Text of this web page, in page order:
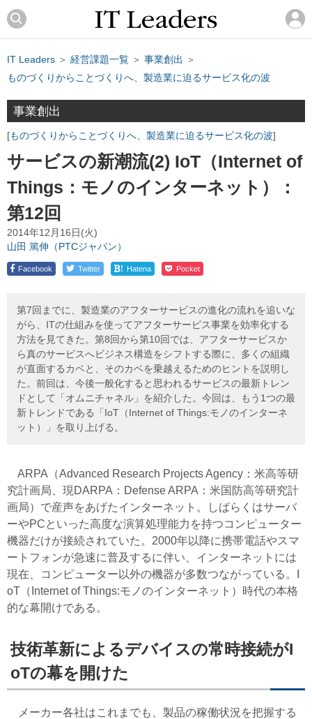
IT Leaders ＞ 経営課題一覧 ＞ 事業創出 ＞
ものづくりからことづくりへ、製造業に迫るサービス化の波
事業創出
ものづくりからことづくりへ、製造業に迫るサービス化の波
サービスの新潮流(2) IoT（Internet of
Things：モノのインターネット）：
第12回
2014年12月16日(火)
山田 篤伸（PTCジャパン）
Facebook Twitter ! Hatena Pocket
第7回までに、製造業のアフターサービスの進化の流れを追いな
がら、ITの仕組みを使ってアフターサービス事業を効率化する
方法を見てきた。第8回から第10回では、アフターサービスか
ら真のサービスへビジネス構造をシフトする際に、多くの組織
が直面するカベと、そのカベを乗越えるためのヒントを説明し
た。前回は、今後一般化すると思われるサービスの最新トレン
ドとして「オムニチャネル」を紹介した。今回は、もう1つの最
新トレンドである「IoT（Internet of Things:モノのインターネ
ット）」を取り上げる。
ARPA（Advanced Research Projects Agency：米高等研
究計画局、現DARPA：Defense ARPA：米国防高等研究計
画局）で産声をあげたインターネット。しばらくはサーバ
ーやPCといった高度な演算処理能力を持つコンピューター
機器だけが接続されていた。2000年以降に携帯電話やスマ
ートフォンが急速に普及するに伴い、インターネットには
現在、コンピューター以外の機器が多数つながっている。I
oT（Internet of Things:モノのインターネット）時代の本格
的な幕開けである。
技術革新によるデバイスの常時接続がI
oTの幕を開けた
メーカー各社はこれまでも、製品の稼働状況を把握する